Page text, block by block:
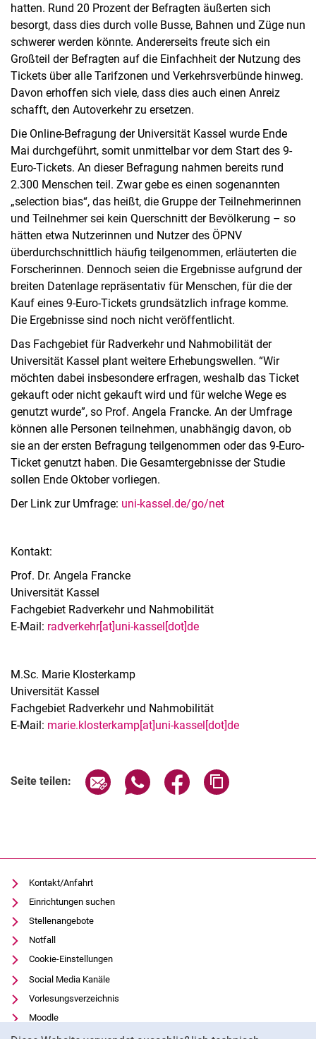
hatten. Rund 20 Prozent der Befragten äußerten sich
besorgt, dass dies durch volle Busse, Bahnen und Züge nun
schwerer werden könnte. Andererseits freute sich ein
Großteil der Befragten auf die Einfachheit der Nutzung des
Tickets über alle Tarifzonen und Verkehrsverbünde hinweg.
Davon erhoffen sich viele, dass dies auch einen Anreiz
schafft, den Autoverkehr zu ersetzen.
Die Online-Befragung der Universität Kassel wurde Ende
Mai durchgeführt, somit unmittelbar vor dem Start des 9-
Euro-Tickets. An dieser Befragung nahmen bereits rund
2.300 Menschen teil. Zwar gebe es einen sogenannten
„selection bias“, das heißt, die Gruppe der Teilnehmerinnen
und Teilnehmer sei kein Querschnitt der Bevölkerung – so
hätten etwa Nutzerinnen und Nutzer des ÖPNV
überdurchschnittlich häufig teilgenommen, erläuterten die
Forscherinnen. Dennoch seien die Ergebnisse aufgrund der
breiten Datenlage repräsentativ für Menschen, für die der
Kauf eines 9-Euro-Tickets grundsätzlich infrage komme.
Die Ergebnisse sind noch nicht veröffentlicht.
Das Fachgebiet für Radverkehr und Nahmobilität der
Universität Kassel plant weitere Erhebungswellen. “Wir
möchten dabei insbesondere erfragen, weshalb das Ticket
gekauft oder nicht gekauft wird und für welche Wege es
genutzt wurde”, so Prof. Angela Francke. An der Umfrage
können alle Personen teilnehmen, unabhängig davon, ob
sie an der ersten Befragung teilgenommen oder das 9-Euro-
Ticket genutzt haben. Die Gesamtergebnisse der Studie
sollen Ende Oktober vorliegen.
Der Link zur Umfrage: uni-kassel.de/go/net
Kontakt:
Prof. Dr. Angela Francke
Universität Kassel
Fachgebiet Radverkehr und Nahmobilität
E-Mail: radverkehr[at]uni-kassel[dot]de
M.Sc. Marie Klosterkamp
Universität Kassel
Fachgebiet Radverkehr und Nahmobilität
E-Mail: marie.klosterkamp[at]uni-kassel[dot]de
Seite teilen: Seite über E-Mail teilen
Seite über WhatsApp teilen
Seite über Facebook
Kontakt/Anfahrt
Einrichtungen suchen
Stellenangebote
Notfall
Cookie-Einstellungen
Social Media Kanäle
Vorlesungsverzeichnis
Moodle
Panopto